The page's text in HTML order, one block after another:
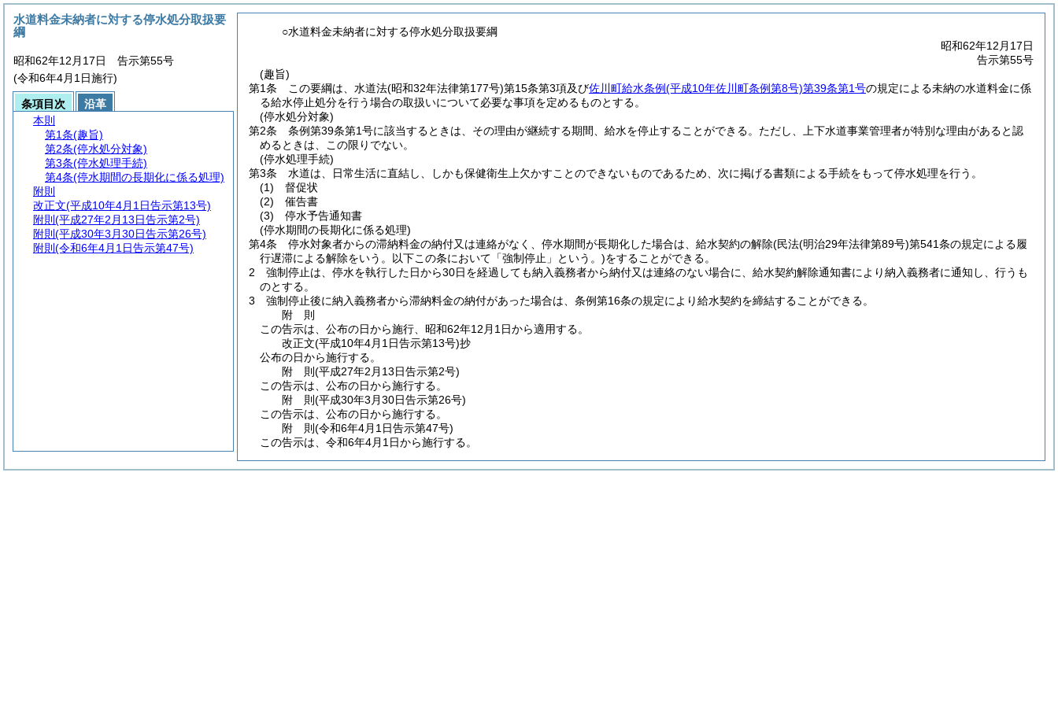
○水道料金未納者に対する停水処分取扱要綱
昭和62年12月17日
告示第55号
(趣旨)
第1条
この要綱は、水道法(昭和32年法律第177号)第15条第3項及び佐川町給水条例(平成10年佐川町条例第8号)第39条第1号の規定による未納の水道料金に係
る給水停止処分を行う場合の取扱いについて必要な事項を定めるものとする。
(停水処分対象)
第2条
条例第39条第1号に該当するときは、その理由が継続する期間、給水を停止することができる。 ただし、上下水道事業管理者が特別な理由があると認
めるときは、この限りでない。
(停水処理手続)
第3条
水道は、日常生活に直結し、しかも保健衛生上欠かすことのできないものであるため、次に掲げる書類による手続をもって停水処理を行う。
(1)
督促状
(2)
催告書
(3)
停水予告通知書
(停水期間の長期化に係る処理)
第4条
停水対象者からの滞納料金の納付又は連絡がなく、停水期間が長期化した場合は、給水契約の解除(民法(明治29年法律第89号)第541条の規定による履
行遅滞による解除をいう。以下この条において「強制停止」という。)をすることができる。
2
強制停止は、停水を執行した日から30日を経過しても納入義務者から納付又は連絡のない場合に、給水契約解除通知書により納入義務者に通知し、行うも
のとする。
3
強制停止後に納入義務者から滞納料金の納付があった場合は、条例第16条の規定により給水契約を締結することができる。
附 則
この告示は、公布の日から施行、昭和62年12月1日から適用する。
改正文(平成10年4月1日告示第13号)抄
公布の日から施行する。
附 則(平成27年2月13日告示第2号)
この告示は、公布の日から施行する。
附 則(平成30年3月30日告示第26号)
この告示は、公布の日から施行する。
附 則(令和6年4月1日告示第47号)
この告示は、令和6年4月1日から施行する。
水道料金未納者に対する停水処分取扱要
綱
昭和62年12月17日 告示第55号
(令和6年4月1日施行)
条項目次
沿革
本則
第1条(趣旨)
第2条(停水処分対象)
第3条(停水処理手続)
第4条(停水期間の長期化に係る処理)
附則
改正文(平成10年4月1日告示第13号)
附則 (平成27年2月13日告示第2号)
附則 (平成30年3月30日告示第26号)
附則 (令和6年4月1日告示第47号)